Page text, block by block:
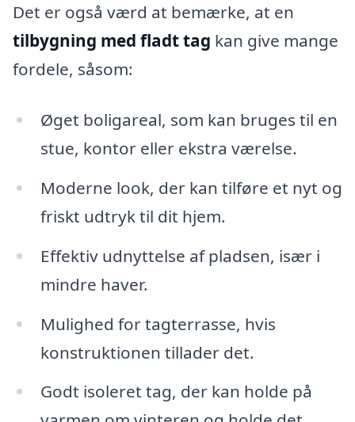
Det er også værd at bemærke, at en
tilbygning med fladt tag kan give mange
fordele, såsom:
Øget boligareal, som kan bruges til en
stue, kontor eller ekstra værelse.
Moderne look, der kan tilføre et nyt og
friskt udtryk til dit hjem.
Effektiv udnyttelse af pladsen, især i
mindre haver.
Mulighed for tagterrasse, hvis
konstruktionen tillader det.
Godt isoleret tag, der kan holde på